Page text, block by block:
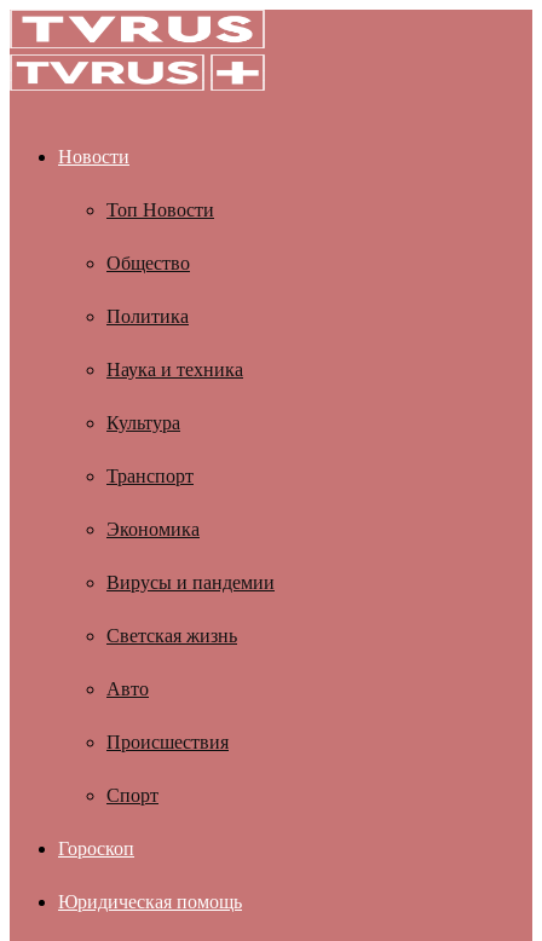
Новости
Топ Новости
Общество
Политика
Наука и техника
Культура
Транспорт
Экономика
Вирусы и пандемии
Светская жизнь
Авто
Происшествия
Спорт
Гороскоп
Юридическая помощь